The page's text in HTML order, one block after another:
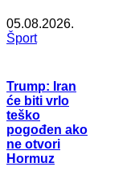
05.08.2026.
Šport
Trump: Iran
će biti vrlo
teško
pogođen ako
ne otvori
Hormuz